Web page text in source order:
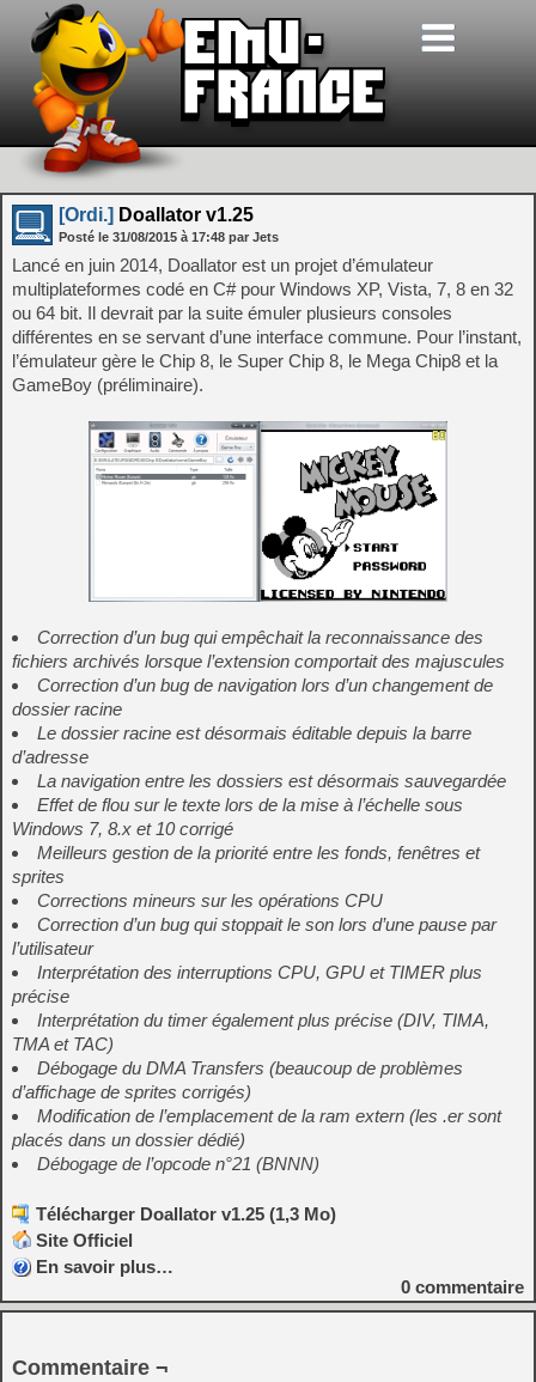
[Ordi.] Doallator v1.25
Posté le 31/08/2015 à 17:48 par Jets
Lancé en juin 2014, Doallator est un projet d’émulateur
multiplateformes codé en C# pour Windows XP, Vista, 7, 8 en 32
ou 64 bit. Il devrait par la suite émuler plusieurs consoles
différentes en se servant d’une interface commune. Pour l’instant,
l’émulateur gère le Chip 8, le Super Chip 8, le Mega Chip8 et la
GameBoy (préliminaire).
Correction d’un bug qui empêchait la reconnaissance des
fichiers archivés lorsque l’extension comportait des majuscules
Correction d’un bug de navigation lors d’un changement de
dossier racine
Le dossier racine est désormais éditable depuis la barre
d’adresse
La navigation entre les dossiers est désormais sauvegardée
Effet de flou sur le texte lors de la mise à l’échelle sous
Windows 7, 8.x et 10 corrigé
Meilleurs gestion de la priorité entre les fonds, fenêtres et
sprites
Corrections mineurs sur les opérations CPU
Correction d’un bug qui stoppait le son lors d’une pause par
l’utilisateur
Interprétation des interruptions CPU, GPU et TIMER plus
précise
Interprétation du timer également plus précise (DIV, TIMA,
TMA et TAC)
Débogage du DMA Transfers (beaucoup de problèmes
d’affichage de sprites corrigés)
Modification de l’emplacement de la ram extern (les .er sont
placés dans un dossier dédié)
Débogage de l’opcode n°21 (BNNN)
Télécharger Doallator v1.25 (1,3 Mo)
Site Officiel
En savoir plus…
0 commentaire
Commentaire ¬